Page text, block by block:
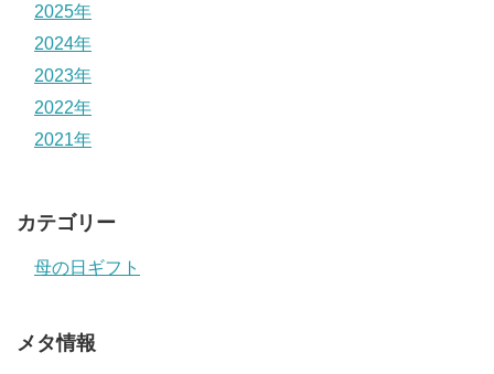
2025年
2024年
2023年
2022年
2021年
カテゴリー
母の日ギフト
メタ情報